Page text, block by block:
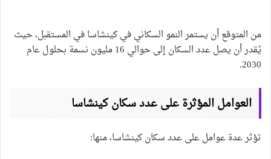
من المتوقع أن يستمر النمو السكاني في كينشاسا في المستقبل، حيث
يُقدر أن يصل عدد السكان إلى حوالي 16 مليون نسمة بحلول عام
2030.
العوامل المؤثرة على عدد سكان كينشاسا
تؤثر عدة عوامل على عدد سكان كينشاسا، منها: